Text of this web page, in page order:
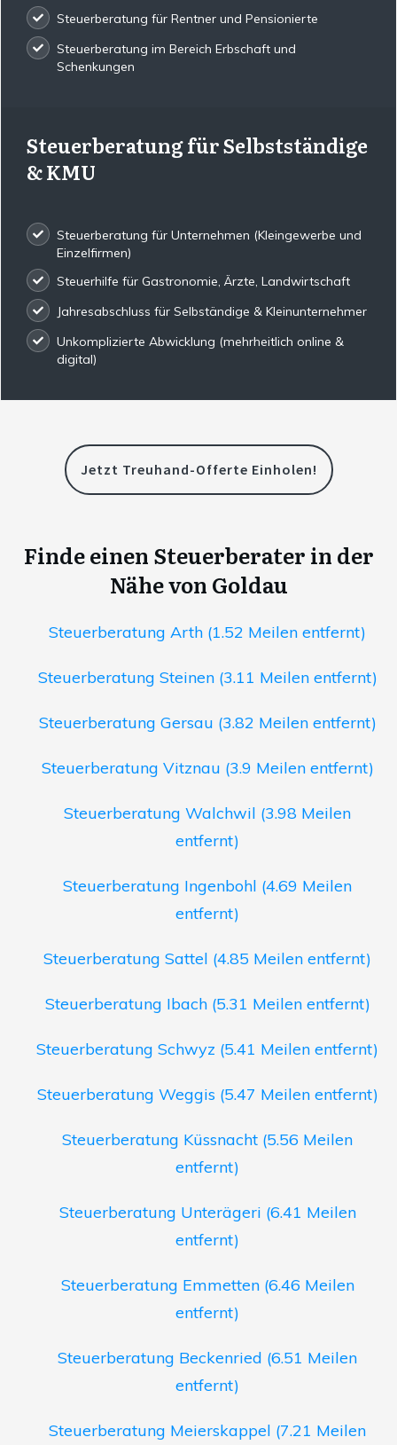
Steuerberatung für Rentner und Pensionierte
Steuerberatung im Bereich Erbschaft und
Schenkungen
Steuerberatung für Selbstständige
& KMU
Steuerberatung für Unternehmen (Kleingewerbe und
Einzelfirmen)
Steuerhilfe für Gastronomie, Ärzte, Landwirtschaft
Jahresabschluss für Selbständige & Kleinunternehmer
Unkomplizierte Abwicklung (mehrheitlich online &
digital)
Jetzt Treuhand-Offerte Einholen!
Finde einen Steuerberater in der
Nähe von Goldau
Steuerberatung Arth (1.52 Meilen entfernt)
Steuerberatung Steinen (3.11 Meilen entfernt)
Steuerberatung Gersau (3.82 Meilen entfernt)
Steuerberatung Vitznau (3.9 Meilen entfernt)
Steuerberatung Walchwil (3.98 Meilen
entfernt)
Steuerberatung Ingenbohl (4.69 Meilen
entfernt)
Steuerberatung Sattel (4.85 Meilen entfernt)
Steuerberatung Ibach (5.31 Meilen entfernt)
Steuerberatung Schwyz (5.41 Meilen entfernt)
Steuerberatung Weggis (5.47 Meilen entfernt)
Steuerberatung Küssnacht (5.56 Meilen
entfernt)
Steuerberatung Unterägeri (6.41 Meilen
entfernt)
Steuerberatung Emmetten (6.46 Meilen
entfernt)
Steuerberatung Beckenried (6.51 Meilen
entfernt)
Steuerberatung Meierskappel (7.21 Meilen